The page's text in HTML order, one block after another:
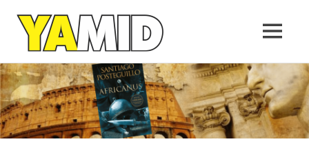
Saltar
al
contenido
López
una
empresa
de
la
gente
MENÚ